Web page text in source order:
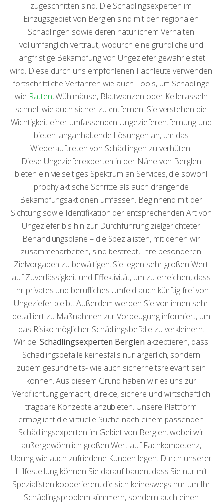
zugeschnitten sind. Die Schädlingsexperten im
Einzugsgebiet von Berglen sind mit den regionalen
Schädlingen sowie deren natürlichem Verhalten
vollumfänglich vertraut, wodurch eine gründliche und
langfristige Bekämpfung von Ungeziefer gewährleistet
wird. Diese durch uns empfohlenen Fachleute verwenden
fortschrittliche Verfahren wie auch Tools, um Schädlinge
wie Ratten, Wühlmäuse, Blattwanzen oder Kellerasseln
schnell wie auch sicher zu entfernen. Sie verstehen die
Wichtigkeit einer umfassenden Ungezieferentfernung und
bieten langanhaltende Lösungen an, um das
Wiederauftreten von Schädlingen zu verhüten.
Diese Ungezieferexperten in der Nähe von Berglen
bieten ein vielseitiges Spektrum an Services, die sowohl
prophylaktische Schritte als auch drängende
Bekämpfungsaktionen umfassen. Beginnend mit der
Sichtung sowie Identifikation der entsprechenden Art von
Ungeziefer bis hin zur Durchführung zielgerichteter
Behandlungspläne – die Spezialisten, mit denen wir
zusammenarbeiten, sind bestrebt, Ihre besonderen
Zielvorgaben zu bewältigen. Sie legen sehr großen Wert
auf Zuverlässigkeit und Effektivität, um zu erreichen, dass
Ihr privates und berufliches Umfeld auch künftig frei von
Ungeziefer bleibt. Außerdem werden Sie von ihnen sehr
detailliert zu Maßnahmen zur Vorbeugung informiert, um
das Risiko möglicher Schädlingsbefälle zu verkleinern.
Wir beiSchädlingsexperten Berglen akzeptieren, dass
Schädlingsbefälle keinesfalls nur ärgerlich, sondern
zudem gesundheits- wie auch sicherheitsrelevant sein
können. Aus diesem Grund haben wir es uns zur
Verpflichtung gemacht, direkte, sichere und wirtschaftlich
tragbare Konzepte anzubieten. Unsere Plattform
ermöglicht die virtuelle Suche nach einem passenden
Schädlingsexperten im Gebiet von Berglen, wobei wir
außergewöhnlich großen Wert auf Fachkompetenz,
Übung wie auch zufriedene Kunden legen. Durch unserer
Hilfestellung können Sie darauf bauen, dass Sie nur mit
Spezialisten kooperieren, die sich keineswegs nur um Ihr
Schädlingsproblem kümmern, sondern auch einen